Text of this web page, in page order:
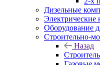
Дизельные
Электрические
Оборудование
Строительно-
Назад